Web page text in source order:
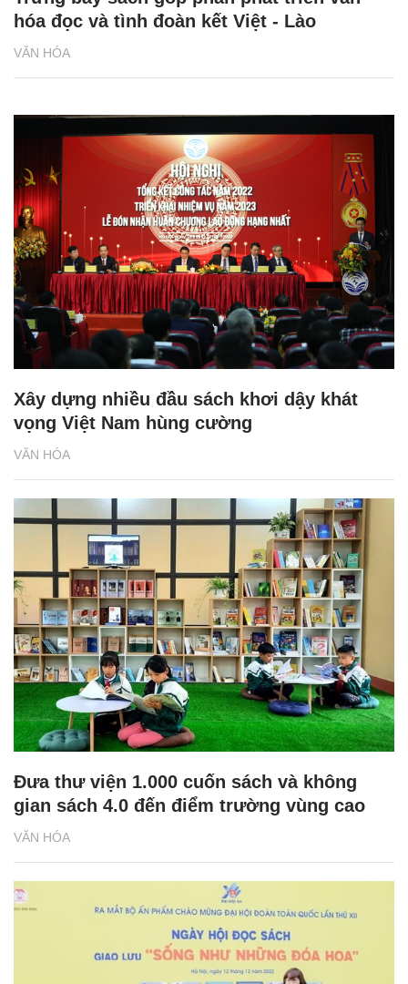
VĂN HÓA
hóa đọc và tình đoàn kết Việt - Lào
VĂN HÓA
Xây dựng nhiều đầu sách khơi dậy khát
vọng Việt Nam hùng cường
VĂN HÓA
Đưa thư viện 1.000 cuốn sách và không
gian sách 4.0 đến điểm trường vùng cao